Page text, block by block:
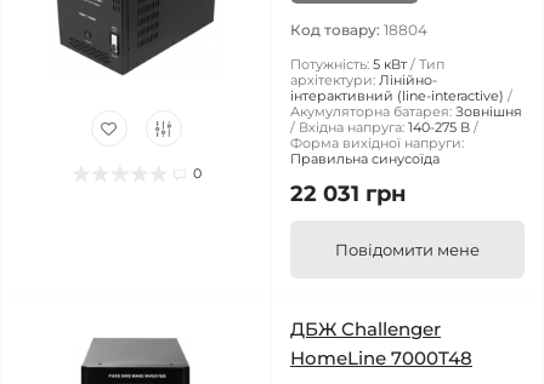
0
Код товару: 18804
Потужність: 5 кВт
Тип
архітектури: Лінійно-
інтерактивний (line-interactive)
Акумуляторна батарея: Зовнішня
Вхідна напруга: 140-275 В
Форма вихідної напруги:
Правильна синусоїда
22 031 грн
Повідомити мене
ДБЖ Challenger
HomeLine 7000T48